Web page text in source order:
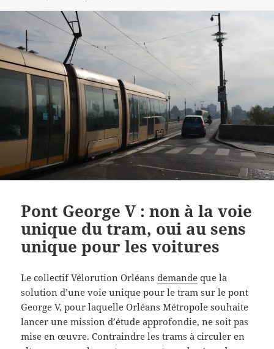
Pont George V : non à la voie
unique du tram, oui au sens
unique pour les voitures
Le collectif Vélorution Orléansdemande que la
solution d’une voie unique pour le tram sur le pont
George V, pour laquelle Orléans Métropole souhaite
lancer une mission d’étude approfondie, ne soit pas
mise en œuvre. Contraindre les trams à circuler en